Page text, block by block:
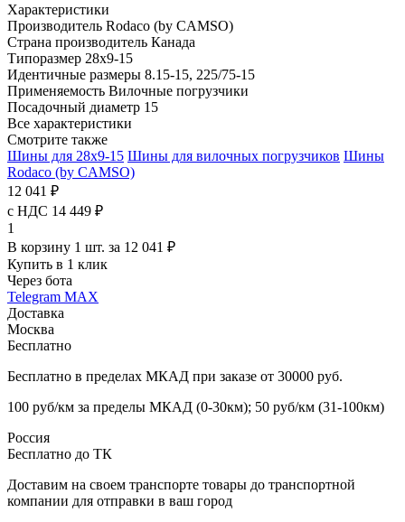
Характеристики
Производитель Rodaco (by CAMSO)
Страна производитель Канада
Типоразмер 28x9-15
Идентичные размеры 8.15-15, 225/75-15
Применяемость Вилочные погрузчики
Посадочный диаметр 15
Все характеристики
Смотрите также
Шины для 28x9-15 Шины для вилочных погрузчиков Шины
Rodaco (by CAMSO)
12 041 ₽
с НДС 14 449 ₽
1
В корзину 1 шт. за 12 041 ₽
Купить в 1 клик
Через бота
Telegram MAX
Доставка
Москва
Бесплатно
Бесплатно в пределах МКАД при заказе от 30000 руб.
100 руб/км за пределы МКАД (0-30км); 50 руб/км (31-100км)
Россия
Бесплатно до ТК
Доставим на своем транспорте товары до транспортной
компании для отправки в ваш город